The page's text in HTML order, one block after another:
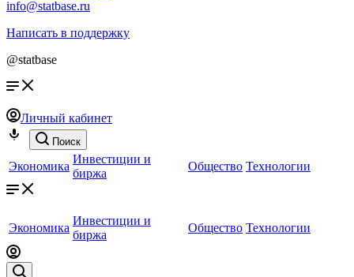
info@statbase.ru
Написать в поддержку
@statbase
Личный кабинет
Поиск
Экономика
Инвестиции и
биржа
Общество Технологии
Экономика
Инвестиции и
биржа
Общество Технологии